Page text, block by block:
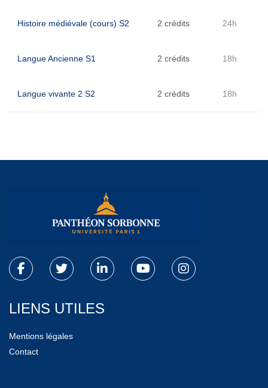
Histoire médiévale (cours) S2 2 crédits 24h
Langue Ancienne S1 2 crédits 18h
Langue vivante 2 S2 2 crédits 18h
LIENS UTILES
Mentions légales
Contact